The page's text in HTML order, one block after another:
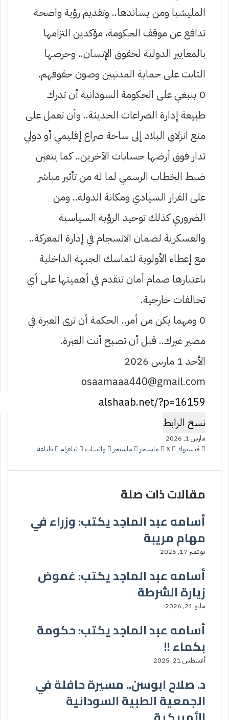
المليشيا ومن يساندها.. وتقديم رؤية واضحة
تدافع عن موقف الحكومة، مؤكدين التزامها
بالمعايير الدولية لحقوق الإنسان.. وحرصها
الثابت على حماية المدنيين وصون حقوقهم.
0 ينبغي على الحكومة السودانية أن تدرك
طبيعة إدارة الصراعات الحديثة.. وأن تعمل على
منع انزلاق البلاد إلى ساحة صراع إقليمي أو دولي
تدار فوق أرضها حسابات الآخرين.. كما يتعين
ضبط الخطاب الرسمي لما له من تأثير مباشر
على القرار السيادي ومكانة الدولة.. ومن
الضروري كذلك توحيد الرؤية السياسية
والعسكرية لضمان الانسجام في إدارة المعركة..
مع إعطاء الأولوية لتماسك الجبهة الداخلية
باعتبارها صمام أمان تتقدم في أهميتها على أي
تحالفات خارجية.
0 ومهما يكن من أمر.. الحكمة أن ترى العبرة في
مصير غيرك.. قبل أن تصبح أنت العبرة.
الأحد 1 مارس 2026
osaamaaa440@gmail.com
نسخ الرابط
مارس 1, 2026
فيسبوك
‫X ماسنجر ماسنجر واتساب تيلقرام طباعة
مقالات ذات صلة
أسامه عبد الماجد يكتب: وزراء في
مهام مريبة
نوفمبر 17, 2025
أسامه عبد الماجد يكتب: غموض
زيارة الشرطة
مايو 21, 2026
أسامه عبد الماجد يكتب: حكومة
بكماء !!
أغسطس 21, 2025
د. صلاح ابوسن.. مسيرة حافلة في
الجمعية الطبية السودانية